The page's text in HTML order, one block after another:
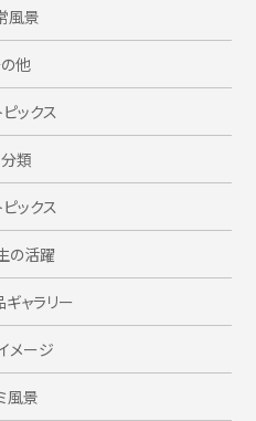
風景
他
ックス
類
ックス
の活躍
ャラリー
メージ
風景